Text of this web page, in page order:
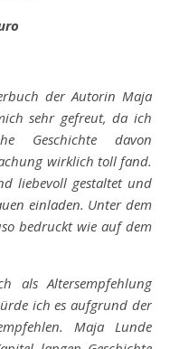
der Autorin Maja
sehr gefreut, da ich
Geschichte davon
wirklich toll fand.
liebevoll gestaltet und
einladen. Unter dem
bedruckt wie auf dem
als Altersempfehlung
ich es aufgrund der
Maja Lunde